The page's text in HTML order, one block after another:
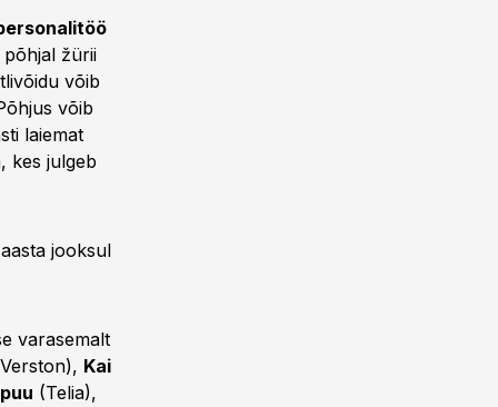
põhjal žürii
võib
võib
laiemat
kes julgeb
jooksul
varasemalt
Kai
(Telia),